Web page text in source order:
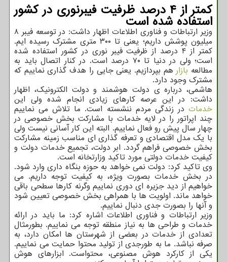
کمتر از ۴ درصد ظرفیت فیبرنوری در کشور
استفاده شده است
وزیر ارتباطات و فناوری اطلاعات اظهار داشت: در توسعه فیبر ۸
میلیون پوشش داریم؛ یعنی تا ۳۰۰ متری مشترک رسیده ایم.
کمتر از ۴ درصد از ظرفیت فیبر نوری در کشور استفاده شده
است؛ ولی در دنیا تا ۷۰ درصد است. در کنار اتصال باید به
مطالعه بازار هم بپردازیم. یعنی جایی را هدف گذاری نماییم که
مشترک وجود دارد.
هاشمی، درباره ی دولت هوشمند و دولت الکترونیک، اظهار
داشت: در این عرصه کارهای زیادی انجام شده ولی این
خدمات در زندگی مردم ننشسته است. ما تلاش می نماییم
چند اپراتور را در لایه خدمات با مشارکت بخش خصوصی در
چهار سال پیش رو فعال نماییم. البته این کار آسانی نیست ولی
با یک مدل اقتصادی و تعرفه گذاری ای مناسب زمینه مشارکت
بخش خصوصی فراهم گردد. ابر دولت، تجمیع خدمات دولت و
کیفیت خدمات دولتی مورد تاکید وزارتخانه است.
وی تاکید کرد: دولت نمی خواهد به حوزه بنگاه داری وارد شود.
در بخش خدمات بصورت ویژه، به کیفیت توجه داریم. می
خواهیم از دید جزیره ای دوری نماییم وگرنه کارها سطحی باقی
خواهد ماند. اولویت ها با همراهی بخش خصوصی تعیین شود
و آنها را بصورت جدی دنبال نماییم.
وزیر ارتباطات و فناوری اطلاعات اشاره کرد: ما باید در ارائه
خدمات و طراحی ها به نیاز منطقه توجه می نماییم. بطورمثال
تعدادی از خدمات در بعضی از شهرستان ها امکان دارد، به
صرفه نباشد. ما به طورجدی از تولید محتوا حمایت می نماییم.
یکی از کارکرد هوش مصنوعی، محتواست. ابزارهای هوش